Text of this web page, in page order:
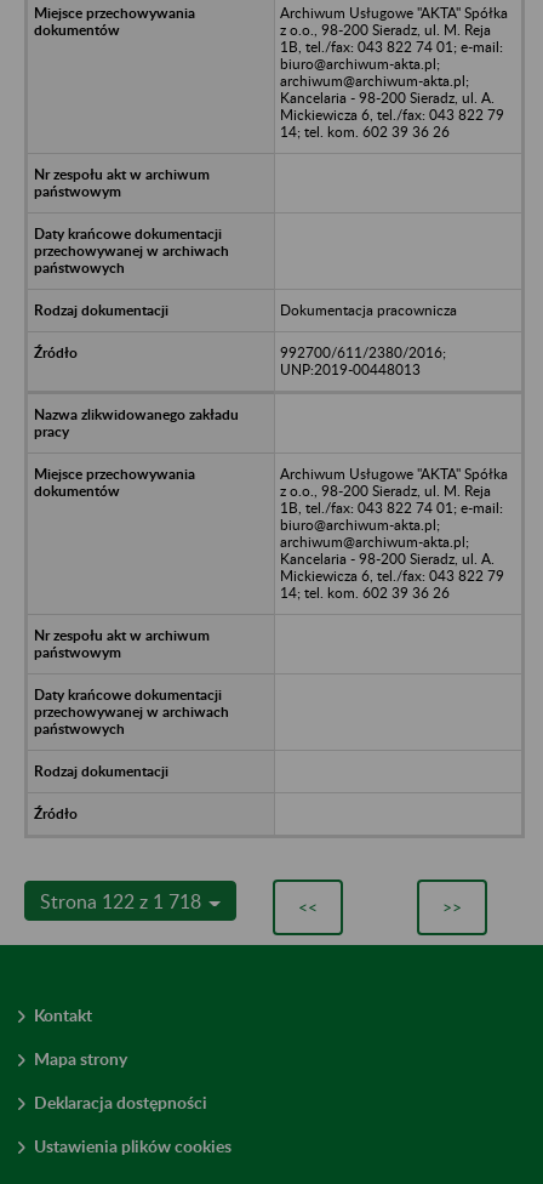
Archiwum Usługowe "AKTA" Spółka
z o.o., 98-200 Sieradz, ul. M. Reja
1B, tel./fax: 043 822 74 01; e-mail:
biuro@archiwum-akta.pl;
archiwum@archiwum-akta.pl;
Kancelaria - 98-200 Sieradz, ul. A.
Mickiewicza 6, tel./fax: 043 822 79
14; tel. kom. 602 39 36 26
Dokumentacja pracownicza
992700/611/2380/2016;
UNP:2019-00448013
Archiwum Usługowe "AKTA" Spółka
z o.o., 98-200 Sieradz, ul. M. Reja
1B, tel./fax: 043 822 74 01; e-mail:
biuro@archiwum-akta.pl;
archiwum@archiwum-akta.pl;
Kancelaria - 98-200 Sieradz, ul. A.
Mickiewicza 6, tel./fax: 043 822 79
14; tel. kom. 602 39 36 26
Strona 122 z 1 718 << >>
Kontakt
Mapa strony
Deklaracja dostępności
Ustawienia plików cookies